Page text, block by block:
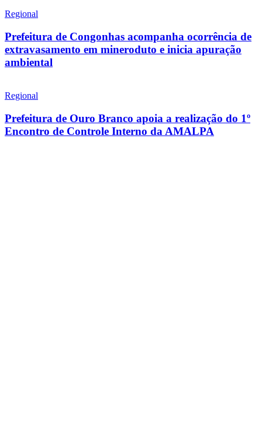
Regional
Prefeitura de Congonhas acompanha ocorrência de
extravasamento em mineroduto e inicia apuração
ambiental
Regional
Prefeitura de Ouro Branco apoia a realização do 1º
Encontro de Controle Interno da AMALPA